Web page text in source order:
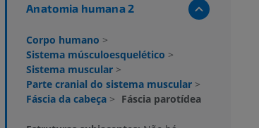
Anatomia humana 2
Corpo humano >
Sistema músculoesquelético >
Sistema muscular >
Parte cranial do sistema muscular >
Fáscia da cabeça > Fáscia parotídea